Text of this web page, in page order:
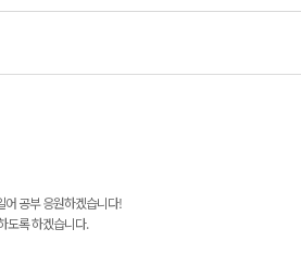
어 공부 응원하겠습니다!
도록 하겠습니다.